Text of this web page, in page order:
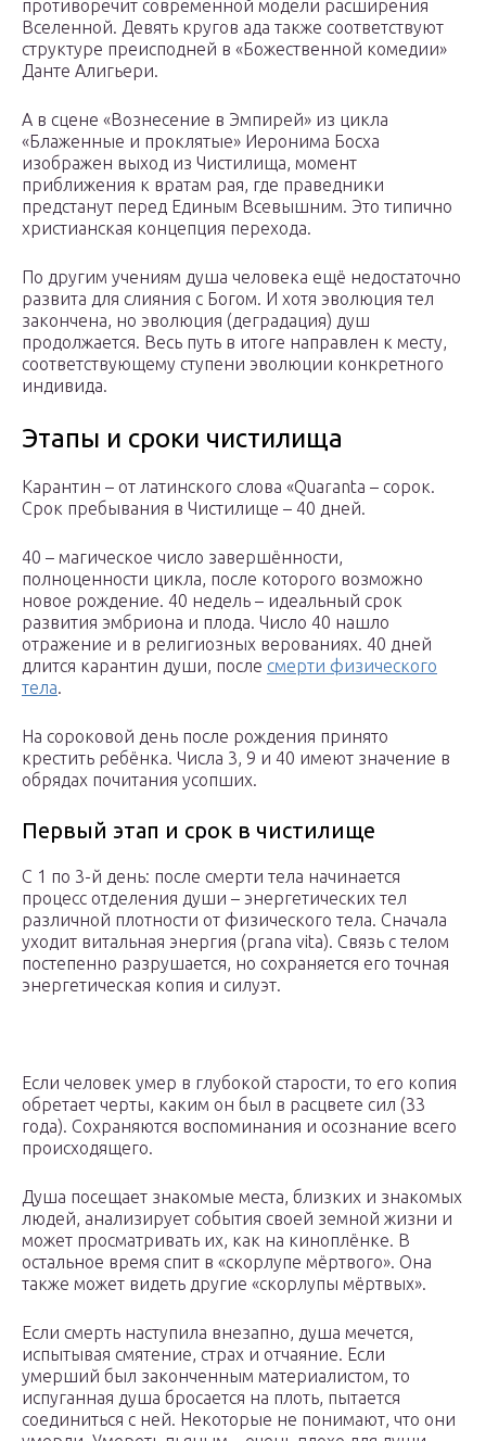
противоречит современной модели расширения
Вселенной. Девять кругов ада также соответствуют
структуре преисподней в «Божественной комедии»
Данте Алигьери.
А в сцене «Вознесение в Эмпирей» из цикла
«Блаженные и проклятые» Иеронима Босха
изображен выход из Чистилища, момент
приближения к вратам рая, где праведники
предстанут перед Единым Всевышним. Это типично
христианская концепция перехода.
По другим учениям душа человека ещё недостаточно
развита для слияния с Богом. И хотя эволюция тел
закончена, но эволюция (деградация) душ
продолжается. Весь путь в итоге направлен к месту,
соответствующему ступени эволюции конкретного
индивида.
Этапы и сроки чистилища
Карантин – от латинского слова «Quaranta – сорок.
Срок пребывания в Чистилище – 40 дней.
40 – магическое число завершённости,
полноценности цикла, после которого возможно
новое рождение. 40 недель – идеальный срок
развития эмбриона и плода. Число 40 нашло
отражение и в религиозных верованиях. 40 дней
длится карантин души, после смерти физического
тела.
На сороковой день после рождения принято
крестить ребёнка. Числа 3, 9 и 40 имеют значение в
обрядах почитания усопших.
Первый этап и срок в чистилище
С 1 по 3-й день: после смерти тела начинается
процесс отделения души – энергетических тел
различной плотности от физического тела. Сначала
уходит витальная энергия (prana vita). Связь с телом
постепенно разрушается, но сохраняется его точная
энергетическая копия и силуэт.
Если человек умер в глубокой старости, то его копия
обретает черты, каким он был в расцвете сил (33
года). Сохраняются воспоминания и осознание всего
происходящего.
Душа посещает знакомые места, близких и знакомых
людей, анализирует события своей земной жизни и
может просматривать их, как на киноплёнке. В
остальное время спит в «скорлупе мёртвого». Она
также может видеть другие «скорлупы мёртвых».
Если смерть наступила внезапно, душа мечется,
испытывая смятение, страх и отчаяние. Если
умерший был законченным материалистом, то
испуганная душа бросается на плоть, пытается
соединиться с ней. Некоторые не понимают, что они